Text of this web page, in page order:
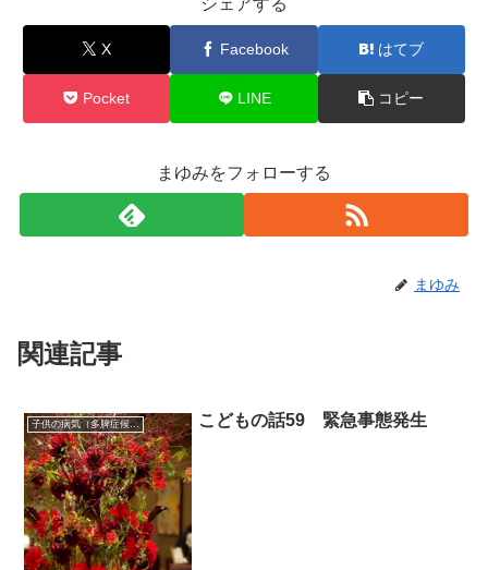
X Facebook はてブ
Pocket LINE コピー
まゆみをフォローする
まゆみ
関連記事
子供の病気（多脾症候群） こどもの話59 緊急事態発生